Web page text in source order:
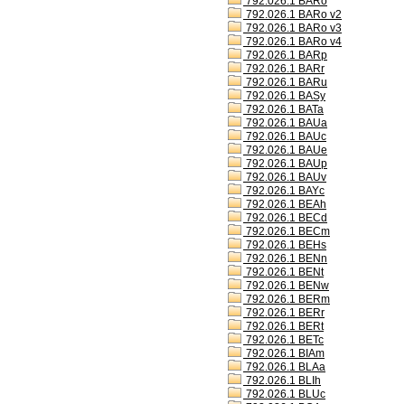
792.026.1 BARo v2
792.026.1 BARo v3
792.026.1 BARo v4
792.026.1 BARp
792.026.1 BARr
792.026.1 BARu
792.026.1 BASy
792.026.1 BATa
792.026.1 BAUa
792.026.1 BAUc
792.026.1 BAUe
792.026.1 BAUp
792.026.1 BAUv
792.026.1 BAYc
792.026.1 BEAh
792.026.1 BECd
792.026.1 BECm
792.026.1 BEHs
792.026.1 BENn
792.026.1 BENt
792.026.1 BENw
792.026.1 BERm
792.026.1 BERr
792.026.1 BERt
792.026.1 BETc
792.026.1 BIAm
792.026.1 BLAa
792.026.1 BLIh
792.026.1 BLUc